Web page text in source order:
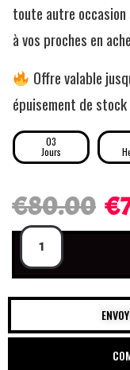
toute autre occasion
à vos proches en
Offre valable
épuisement de stock
03
Jours
€80.00 €